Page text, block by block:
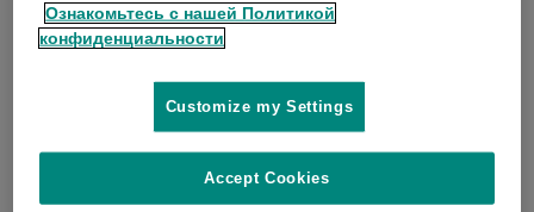
Toggle
Submenu
for
À
PROPOS
À PROPOS DU CLUB
HISTORIQUE ET ÉQUIPE
Ознакомьтесь с нашей Политикой
конфиденциальности
Customize my Settings
Accept Cookies